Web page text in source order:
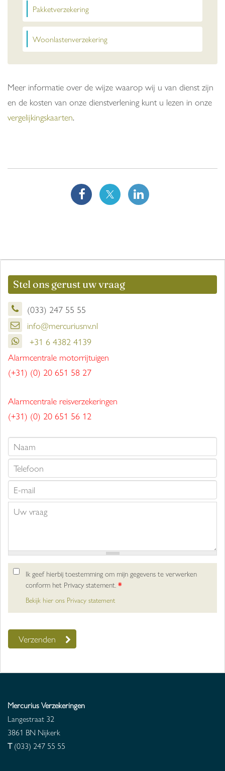
Pakketverzekering
Woonlastenverzekering
Meer informatie over de wijze waarop wij u van dienst zijn
en de kosten van onze dienstverlening kunt u lezen in onze
vergelijkingskaarten.
Stel ons gerust uw vraag
(033) 247 55 55
info@mercuriusnv.nl
+31 6 4382 4139
Alarmcentrale motorrijtuigen
(+31) (0) 20 651 58 27
Alarmcentrale reisverzekeringen
(+31) (0) 20 651 56 12
Ik geef hierbij toestemming om mijn gegevens te verwerken
conform het Privacy statement.*
Bekijk hier ons Privacy statement
Mercurius Verzekeringen
Langestraat 32
3861 BN Nijkerk
T (033) 247 55 55